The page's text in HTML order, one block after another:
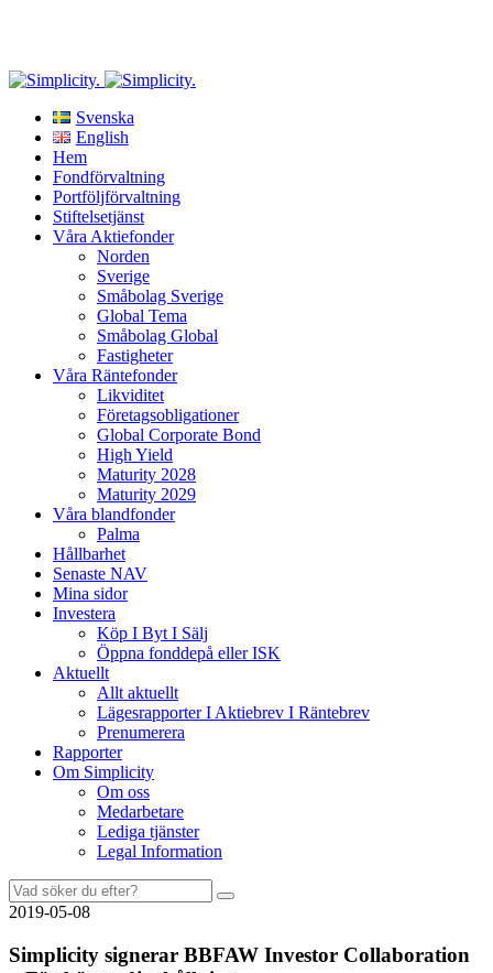
Svenska
English
Hem
Fondförvaltning
Portföljförvaltning
Stiftelsetjänst
Våra Aktiefonder
Norden
Sverige
Småbolag Sverige
Global Tema
Småbolag Global
Fastigheter
Våra Räntefonder
Likviditet
Företagsobligationer
Global Corporate Bond
High Yield
Maturity 2028
Maturity 2029
Våra blandfonder
Palma
Hållbarhet
Senaste NAV
Mina sidor
Investera
Köp I Byt I Sälj
Öppna fonddepå eller ISK
Aktuellt
Allt aktuellt
Lägesrapporter I Aktiebrev I Räntebrev
Prenumerera
Rapporter
Om Simplicity
Om oss
Medarbetare
Lediga tjänster
Legal Information
Sök
efter:
2019-05-08
Simplicity signerar BBFAW Investor Collaboration